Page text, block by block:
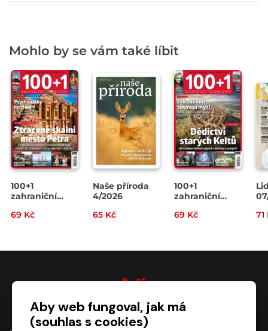
Mohlo by se vám také líbit
100+1
zahraniční
14/2026
69 Kč
Naše příroda
4/2026
65 Kč
100+1
zahraniční
13/2026
69 Kč
71
digiport.cz © 2026
Aby web fungoval, jak má
(souhlas s cookies)